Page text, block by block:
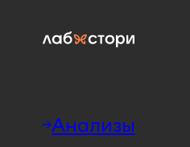
Анализы